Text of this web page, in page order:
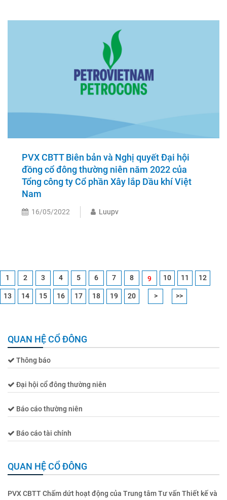
PVX CBTT Biên bản và Nghị quyết Đại hội
đồng cổ đông thường niên năm 2022 của
Tổng công ty Cổ phần Xây lắp Dầu khí Việt
Nam
16/05/2022 Luupv
1 2 3 4 5 6 7 8 9 10 11 12
13 14 15 16 17 18 19 20 > >>
QUAN HỆ CỔ ĐÔNG
Thông báo
Đại hội cổ đông thường niên
Báo cáo thường niên
Báo cáo tài chính
QUAN HỆ CỔ ĐÔNG
PVX CBTT Chấm dứt hoạt động của Trung tâm Tư vấn Thiết kế và